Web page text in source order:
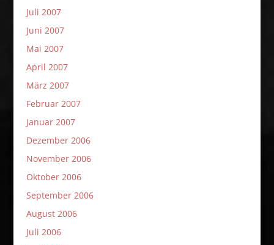
Juli 2007
Juni 2007
Mai 2007
April 2007
März 2007
Februar 2007
Januar 2007
Dezember 2006
November 2006
Oktober 2006
September 2006
August 2006
Juli 2006